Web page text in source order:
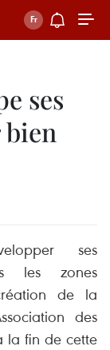
ses
ses
les zones
de la
des
la fin de cette